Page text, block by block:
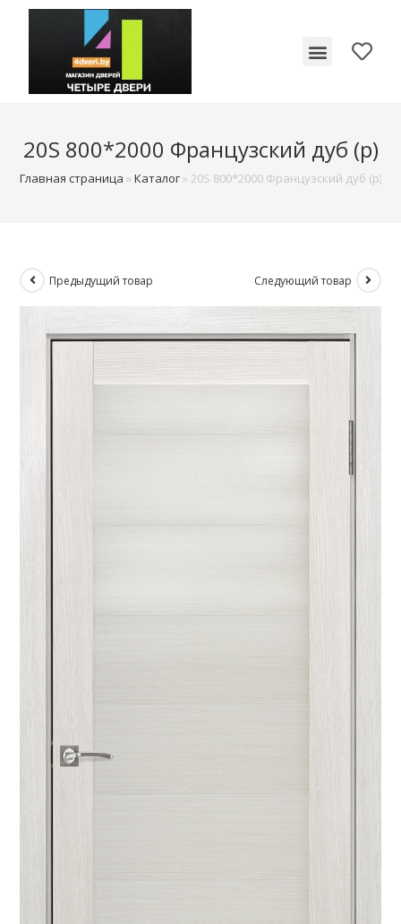
20S 800*2000 Французский дуб (р)
Главная страница »Каталог»20S 800*2000 Французский дуб (р)
Предыдущий товар Следующий товар